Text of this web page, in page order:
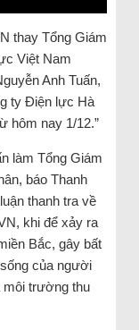
thay Tổng Giám
Việt Nam
Anh Tuấn,
ty Điện lực Hà
hôm nay 1/12.”
làm Tổng Giám
báo Thanh
thanh tra về
khi để xảy ra
Bắc, gây bất
của người
môi trường thu